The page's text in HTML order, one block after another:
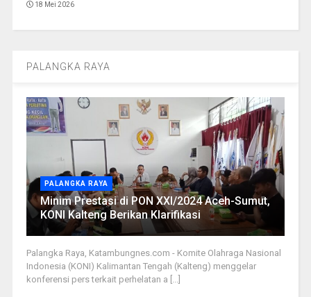
18 Mei 2026
PALANGKA RAYA
PALANGKA RAYA
Minim Prestasi di PON XXI/2024 Aceh-Sumut,
KONI Kalteng Berikan Klarifikasi
Palangka Raya, Katambungnes.com - Komite Olahraga Nasional
Indonesia (KONI) Kalimantan Tengah (Kalteng) menggelar
konferensi pers terkait perhelatan a [...]